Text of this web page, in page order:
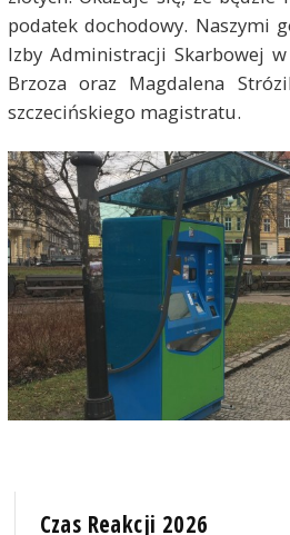
podatek dochodowy. Naszymi
Izby Administracji Skarbowej w
Brzoza oraz Magdalena
szczecińskiego magistratu.
Czas Reakcji 2026